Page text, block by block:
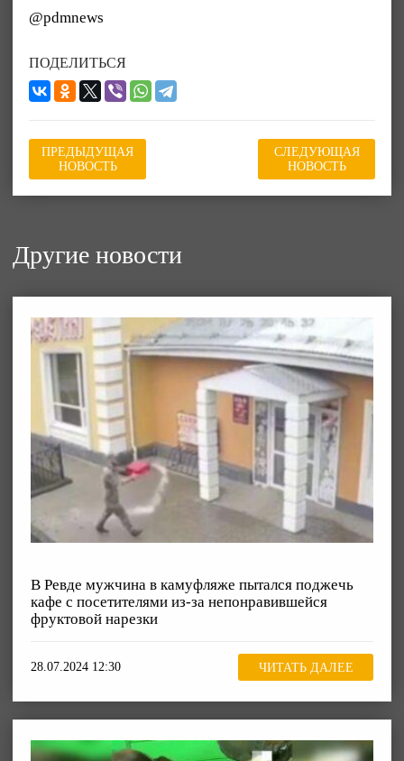
@pdmnews
ПОДЕЛИТЬСЯ
ПРЕДЫДУЩАЯ
НОВОСТЬ
СЛЕДУЮЩАЯ
НОВОСТЬ
Другие новости
В Ревде мужчина в камуфляже пытался поджечь
кафе с посетителями из-за непонравившейся
фруктовой нарезки
28.07.2024 12:30 ЧИТАТЬ ДАЛЕЕ